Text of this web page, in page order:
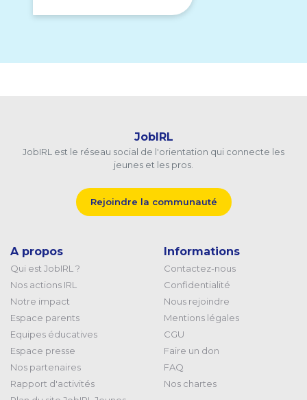
JobIRL
JobIRL est le réseau social de l'orientation qui connecte les
jeunes et les pros.
Rejoindre la communauté
A propos
Qui est JobIRL ?
Nos actions IRL
Notre impact
Espace parents
Equipes éducatives
Espace presse
Nos partenaires
Rapport d'activités
Informations
Contactez-nous
Confidentialité
Nous rejoindre
Mentions légales
CGU
Faire un don
FAQ
Nos chartes